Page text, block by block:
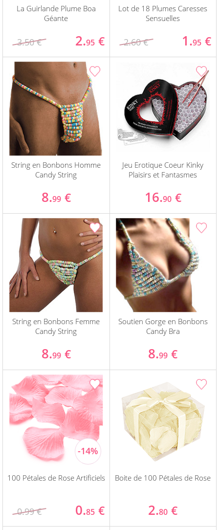
La Guirlande Plume Boa
Géante
3.50 € 2.95 €
Lot de 18 Plumes Caresses
Sensuelles
2.60 € 1.95 €
String en Bonbons Homme
Candy String
8.99 €
Jeu Erotique Coeur Kinky
Plaisirs et Fantasmes
16.90 €
String en Bonbons Femme
Candy String
8.99 €
Soutien Gorge en Bonbons
Candy Bra
8.99 €
100 Pétales de Rose Artificiels
0.99 € 0.85 €
Boite de 100 Pétales de Rose
2.80 €